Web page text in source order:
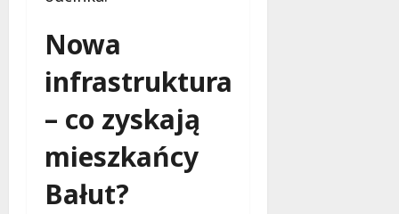
Nowa
infrastruktura
– co zyskają
mieszkańcy
Bałut?